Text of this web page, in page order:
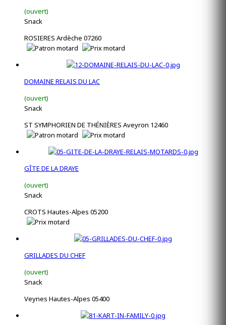
(ouvert)
Snack
ROSIERES Ardèche 07260
DOMAINE RELAIS DU LAC
(ouvert)
Snack
ST SYMPHORIEN DE THÉNIÈRES Aveyron 12460
GÎTE DE LA DRAYE
(ouvert)
Snack
CROTS Hautes-Alpes 05200
GRILLADES DU CHEF
(ouvert)
Snack
Veynes Hautes-Alpes 05400